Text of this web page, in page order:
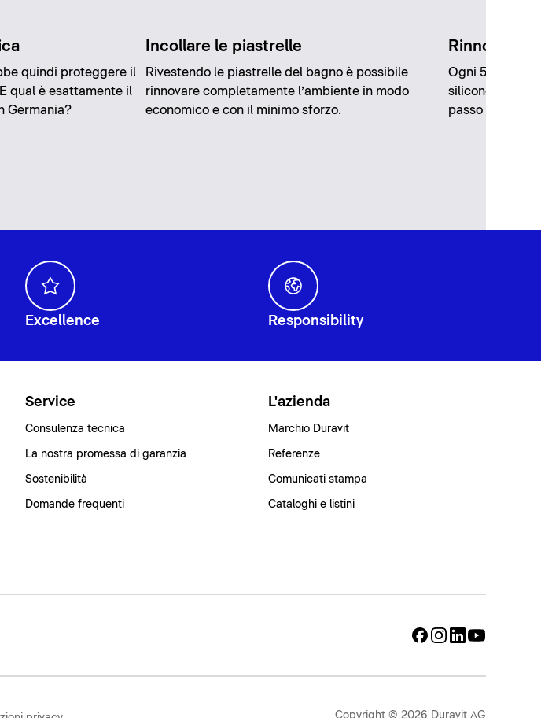
quindi proteggere il
qual è esattamente il
Germania?
Incollare le piastrelle
Rivestendo le piastrelle del bagno è possibile
rinnovare completamente l’ambiente in modo
economico e con il minimo sforzo.
Rinnovare i
Ogni 5-8 anni
silicone del
passo potrete
Excellence Responsibility
Service
Consulenza tecnica
La nostra promessa di garanzia
Sostenibilità
Domande frequenti
L'azienda
Marchio Duravit
Referenze
Comunicati stampa
Cataloghi e listini
Copyright © 2026 Duravit AG